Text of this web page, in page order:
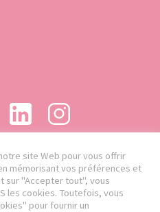
site Web pour vous offrir
mémorisant vos préférences et
sur "Accepter tout", vous
les cookies. Toutefois, vous
pour fournir un